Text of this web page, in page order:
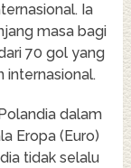
Ia
masa bagi
70 gol yang
internasional.
dalam
Eropa (Euro)
tidak selalu